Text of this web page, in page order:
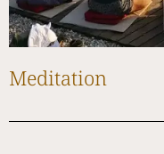
Meditation